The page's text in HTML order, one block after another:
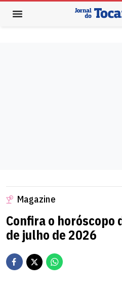
Magazine
Confira o horóscopo
de julho de 2026